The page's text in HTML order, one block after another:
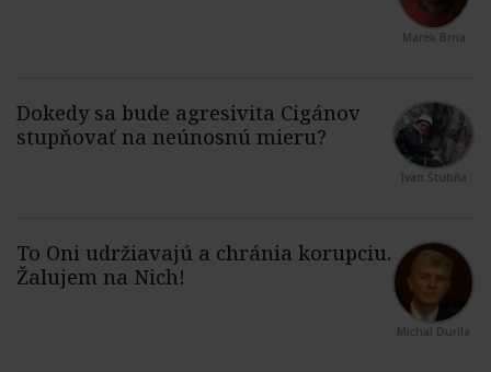
Marek Brna
Ivan Štubňa
Michal Durila